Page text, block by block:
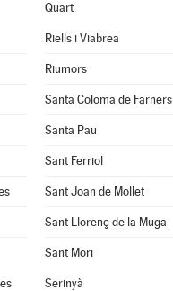
Quart
Riells i Viabrea
Riumors
Santa Coloma de Farners
Santa Pau
Sant Ferriol
Sant Joan de Mollet
Sant Llorenç de la Muga
Sant Mori
Serinyà